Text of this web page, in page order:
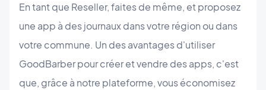
En tant que Reseller, faites de même, et proposez
une app à des journaux dans votre région ou dans
votre commune. Un des avantages d'utiliser
GoodBarber pour créer et vendre des apps, c'est
que, grâce à notre plateforme, vous économisez